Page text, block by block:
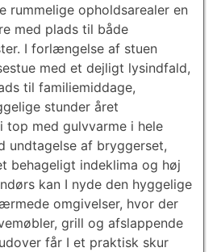
rummelige opholdsarealer en
med plads til både
I forlængelse af stuen
med et dejligt lysindfald,
til familiemiddage,
stunder året
top med gulvvarme i hele
undtagelse af bryggerset,
behageligt indeklima og høj
kan I nyde den hyggelige
omgivelser, hvor der
grill og afslappende
får I et praktisk skur